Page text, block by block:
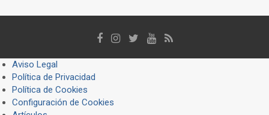
Aviso Legal
Política de Privacidad
Política de Cookies
Configuración de Cookies